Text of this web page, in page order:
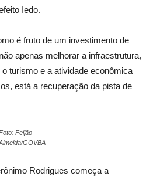
Iedo.
é fruto de um investimento de
apenas melhorar a infraestrutura,
turismo e a atividade econômica
está a recuperação da pista de
Feijão
GOVBA
Rodrigues começa a